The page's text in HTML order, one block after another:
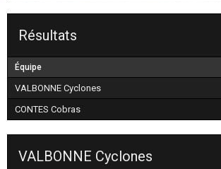
Résultats
Équipe
VALBONNE Cyclones
CONTES Cobras
VALBONNE Cyclones